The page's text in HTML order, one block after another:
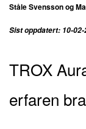
Ståle Svensson og
Sist oppdatert: 10-
TROX
erfaren